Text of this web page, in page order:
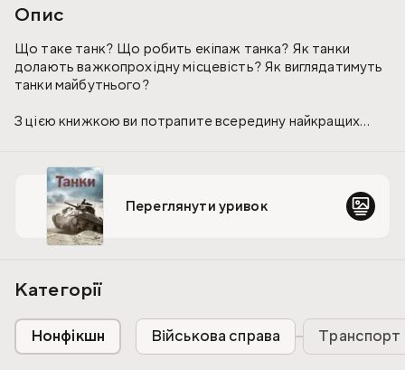
Опис
Що таке танк? Що робить екіпаж танка? Як танки
долають важкопрохідну місцевість? Як виглядатимуть
танки майбутнього?
З цією книжкою ви потрапите всередину найкращих
Прочитайте про справжні танкові бої та дізнайтеся, як
удосконалювалося озброєння та захист екіпажу для
перетворення танка на смертельну бойову машину.
У цій книжці багато захопливої інформації, цікаві
Переглянути уривок
Категорії
Нонфікшн Військова справа Транспорт